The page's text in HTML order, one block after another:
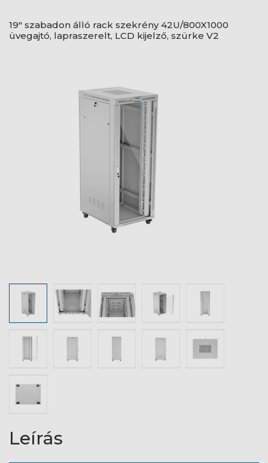
19" szabadon álló rack szekrény 42U/800X1000
üvegajtó, lapraszerelt, LCD kijelző, szürke V2
Leírás